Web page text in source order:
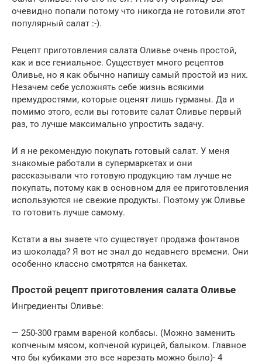
очевидно попали потому что никогда не готовили этот
популярный салат :-).
Рецепт приготовления салата Оливье очень простой,
как и все гениальное. Существует много рецептов
Оливье, но я как обычно напишу самый простой из них.
Незачем себе усложнять себе жизнь всякими
премудростями, которые оценят лишь гурманы. Да и
помимо этого, если вы готовите салат Оливье первый
раз, то лучше максимально упростить задачу.
И я не рекомендую покупать готовый салат. У меня
знакомые работали в супермаркетах и они
рассказывали что готовую продукцию там лучше не
покупать, потому как в основном для ее приготовления
используются не свежие продукты. Поэтому уж Оливье
то готовить лучше самому.
Кстати а вы знаете что существует продажа фонтанов
из шоколада? Я вот не знал до недавнего времени. Они
особенно классно смотрятся на банкетах.
Простой рецепт приготовления салата Оливье
Ингредиенты Оливье:
— 250-300 грамм вареной колбасы. (Можно заменить
копченым мясом, копченой курицей, балыком. Главное
что бы кубиками это все нарезать можно было)- 4